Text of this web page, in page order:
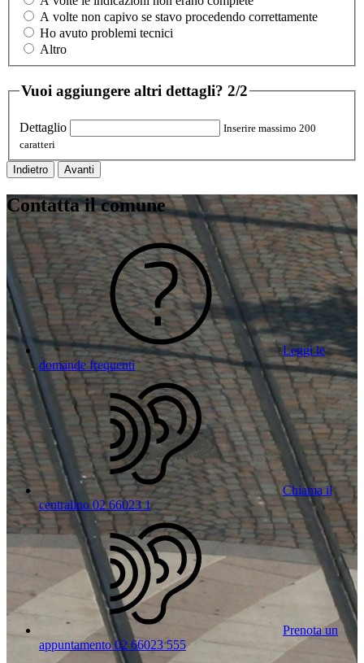
A volte non capivo se stavo procedendo correttamente
Ho avuto problemi tecnici
Altro
Vuoi aggiungere altri dettagli? 2/2
Dettaglio
Inserire massimo 200
caratteri
Indietro Avanti
Contatta il comune
Leggi le
domande frequenti
Chiama il
centralino 02 66023 1
Prenota un
appuntamento 02 66023 555